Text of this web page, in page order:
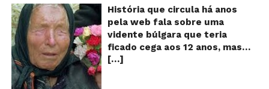
História que circula há anos
pela web fala sobre uma
vidente búlgara que teria
ficado cega aos 12 anos, mas
teria previsto o fim a
[…]